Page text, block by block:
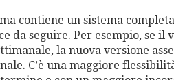
contiene un sistema
da seguire. Per esempio, se il
la nuova versione
C’è una maggiore